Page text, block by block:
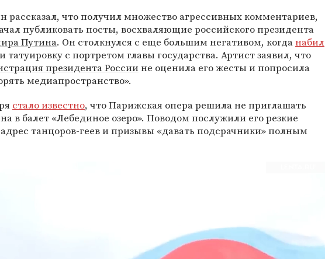
рассказал, что получил множество агрессивных комментариев,
публиковать посты, восхваляющие российского президента
Путина. Он столкнулся с еще большим негативом, когданабил
татуировку с портретом главы государства. Артист заявил, что
президента Россиине оценила его жесты и попросила
медиапространство».
стало известно, что Парижская опера решила не приглашать
в балет «Лебединое озеро». Поводом послужили его резкие
адрес танцоров-геев и призывы «давать подсрачники» полным